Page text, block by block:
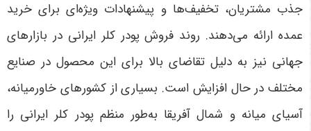
جذب مشتریان، تخفیف‌ها و پیشنهادات ویژه‌ای برای خرید
عمده ارائه می‌دهند. روند فروش پودر کلر ایرانی در بازارهای
جهانی نیز به دلیل تقاضای بالا برای این محصول در صنایع
مختلف در حال افزایش است. بسیاری از کشورهای خاورمیانه،
آسیای میانه و شمال آفریقا به‌طور منظم پودر کلر ایرانی را